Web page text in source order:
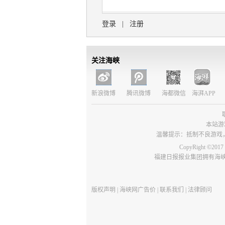
登录 注册
关注海峡
新浪微博 腾讯微博 海都微信 海湃APP
本站
温馨提示：抵制不良游
CopyRight
福建日报报业集团拥有海
版权声明 海峡网广告价 联系我们 法律顾问